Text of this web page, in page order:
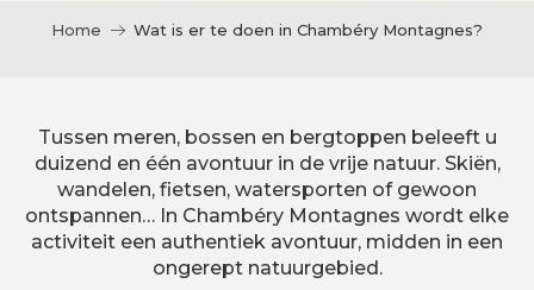
Home Wat is er te doen in Chambéry Montagnes?
Tussen meren, bossen en bergtoppen beleeft u
duizend en één avontuur in de vrije natuur. Skiën,
wandelen, fietsen, watersporten of gewoon
ontspannen… In Chambéry Montagnes wordt elke
activiteit een authentiek avontuur, midden in een
ongerept natuurgebied.